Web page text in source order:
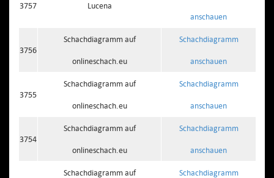
3757 Lucena
anschauen
3756
Schachdiagramm auf
onlineschach.eu
Schachdiagramm
anschauen
3755
Schachdiagramm auf
onlineschach.eu
Schachdiagramm
anschauen
3754
Schachdiagramm auf
onlineschach.eu
Schachdiagramm
anschauen
Schachdiagramm auf Schachdiagramm